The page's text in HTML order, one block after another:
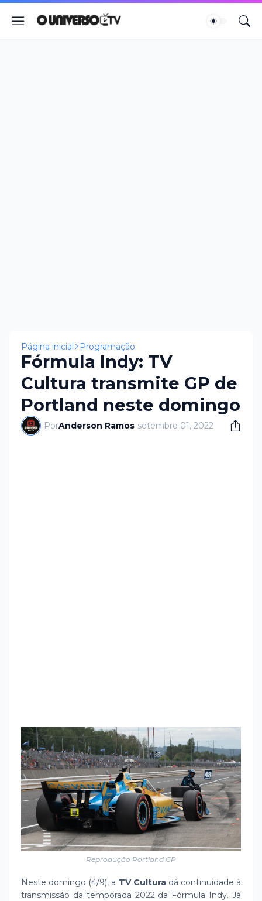
Página inicial Programação
Fórmula Indy: TV
Cultura transmite GP de
Portland neste domingo
PorAnderson Ramos-setembro 01, 2022
Reprodução Portland GP
Neste domingo (4/9), a TV Culturadá continuidade à
transmissão da temporada 2022 da Fórmula Indy. Já